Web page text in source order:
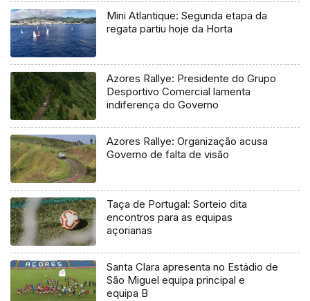
Mini Atlantique: Segunda etapa da
regata partiu hoje da Horta
Azores Rallye: Presidente do Grupo
Desportivo Comercial lamenta
indiferença do Governo
Azores Rallye: Organização acusa
Governo de falta de visão
Taça de Portugal: Sorteio dita
encontros para as equipas
açorianas
Santa Clara apresenta no Estádio de
São Miguel equipa principal e
equipa B